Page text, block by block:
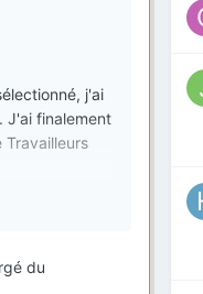
j'ai
J'ai finalement
du